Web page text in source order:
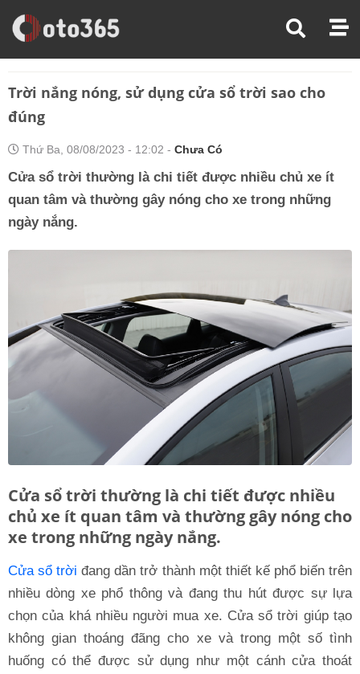
Trang Chủ
Chăm Sóc Xe
Trời nắng nóng, sử dụng cửa sổ trời sao cho
đúng
Thứ Ba, 08/08/2023 - 12:02 - Chưa Có
Cửa sổ trời thường là chi tiết được nhiều chủ xe ít
quan tâm và thường gây nóng cho xe trong những
ngày nắng.
Cửa sổ trời thường là chi tiết được nhiều
chủ xe ít quan tâm và thường gây nóng cho
xe trong những ngày nắng.
Cửa sổ trời đang dần trở thành một thiết kế phổ biến trên
nhiều dòng xe phổ thông và đang thu hút được sự lựa
chọn của khá nhiều người mua xe. Cửa sổ trời giúp tạo
không gian thoáng đãng cho xe và trong một số tình
huống có thể được sử dụng như một cánh cửa thoát